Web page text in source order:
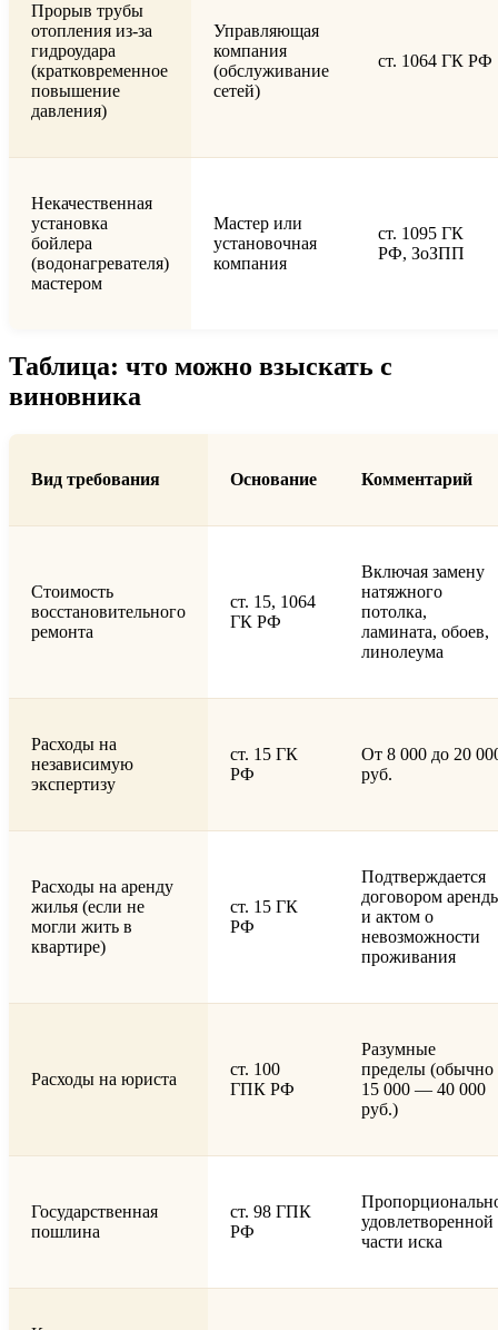
Прорыв трубы
отопления из-за
гидроудара
(кратковременное
повышение
давления)
Управляющая
компания
(обслуживание
сетей)
ст. 1064 ГК РФ
Некачественная
установка
бойлера
(водонагревателя)
мастером
Мастер или
установочная
компания
ст. 1095 ГК
РФ, ЗоЗПП
Таблица: что можно взыскать с
виновника
Вид требования Основание Комментарий
Стоимость
восстановительного
ремонта
ст. 15, 1064
ГК РФ
Включая замену
натяжного
потолка,
ламината, обоев,
линолеума
Расходы на
независимую
экспертизу
ст. 15 ГК
РФ
От 8 000 до 20
руб.
Расходы на аренду
жилья (если не
могли жить в
квартире)
ст. 15 ГК
РФ
Подтверждается
договором
и актом о
невозможности
проживания
Расходы на юриста
ст. 100
ГПК РФ
Разумные
пределы (обычно
15 000 — 40 000
руб.)
Государственная
пошлина
ст. 98 ГПК
РФ
удовлетворенной
части иска